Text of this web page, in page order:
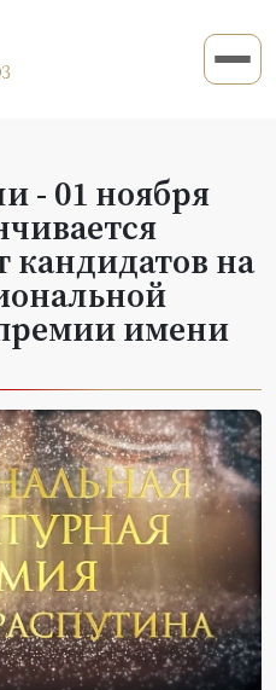
- 01 ноября
кандидатов на
имени